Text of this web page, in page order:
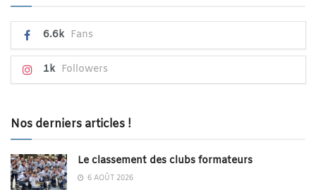
6.6k Fans
1k Followers
Nos derniers articles !
Le classement des clubs formateurs
6 AOÛT 2026